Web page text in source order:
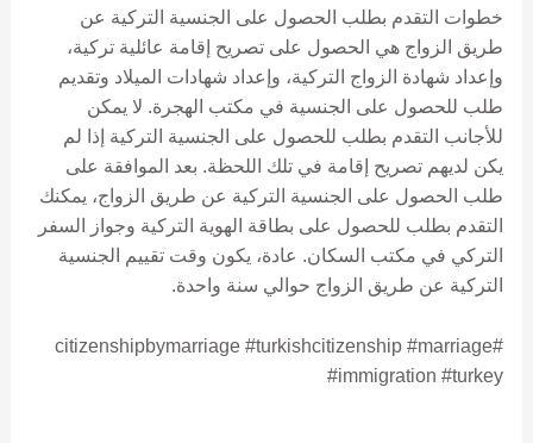
خطوات التقدم بطلب الحصول على الجنسية التركية عن
طريق الزواج هي الحصول على تصريح إقامة عائلية تركية،
وإعداد شهادة الزواج التركية، وإعداد شهادات الميلاد وتقديم
طلب للحصول على الجنسية في مكتب الهجرة. لا يمكن
للأجانب التقدم بطلب للحصول على الجنسية التركية إذا لم
يكن لديهم تصريح إقامة في تلك اللحظة. بعد الموافقة على
طلب الحصول على الجنسية التركية عن طريق الزواج، يمكنك
التقدم بطلب للحصول على بطاقة الهوية التركية وجواز السفر
التركي في مكتب السكان. عادة، يكون وقت تقييم الجنسية
التركية عن طريق الزواج حوالي سنة واحدة.
#citizenshipbymarriage #turkishcitizenship #marriage
#immigration #turkey